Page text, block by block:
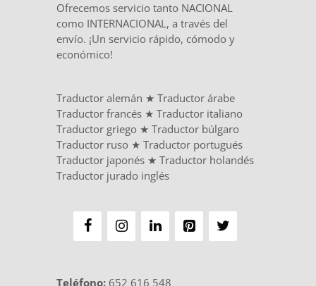
Ofrecemos servicio tanto NACIONAL
como INTERNACIONAL, a través del
envío. ¡Un servicio rápido, cómodo y
económico!
Traductor alemán ★ Traductor árabe
Traductor francés ★ Traductor italiano
Traductor griego ★ Traductor búlgaro
Traductor ruso ★ Traductor portugués
Traductor japonés ★ Traductor holandés
Traductor jurado inglés
Teléfono: 652 616 548